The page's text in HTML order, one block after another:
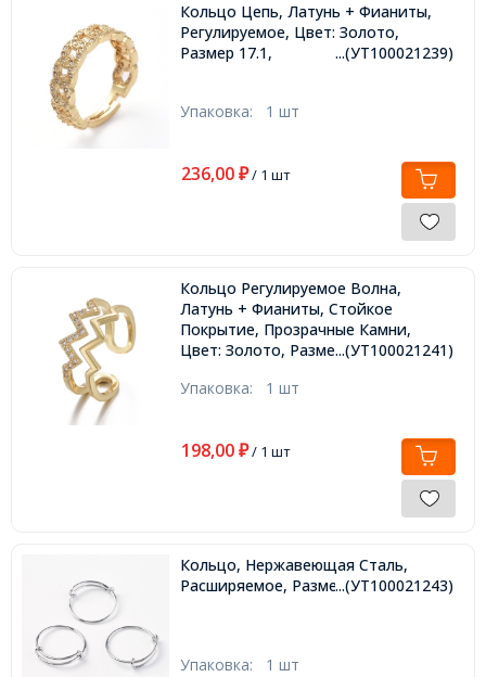
Кольцо Цепь, Латунь + Фианиты,
Регулируемое, Цвет: Золото,
Размер 17.1,
...(УТ100021239)
Упаковка: 1 шт
236,00 ₽/ 1 шт
Кольцо Регулируемое Волна,
Латунь + Фианиты, Стойкое
Покрытие, Прозрачные Камни,
Цвет: Золото, Размер 17.5,...(УТ100021241)
Упаковка: 1 шт
198,00 ₽/ 1 шт
Кольцо, Нержавеющая Сталь,
Расширяемое, Размер19.5,...(УТ100021243)
Упаковка: 1 шт